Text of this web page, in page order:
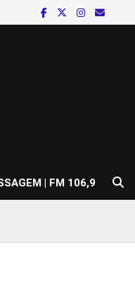
| FM 106,9